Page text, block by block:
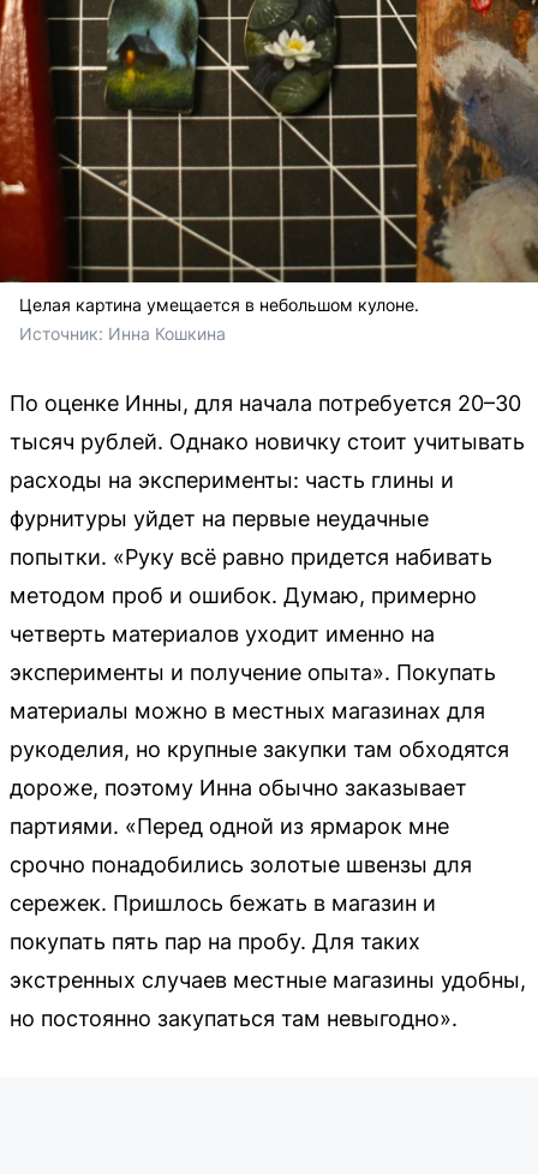
Целая картина умещается в небольшом кулоне.
Источник: Инна Кошкина
По оценке Инны, для начала потребуется 20–30
тысяч рублей. Однако новичку стоит учитывать
расходы на эксперименты: часть глины и
фурнитуры уйдет на первые неудачные
попытки. «Руку всё равно придется набивать
методом проб и ошибок. Думаю, примерно
четверть материалов уходит именно на
эксперименты и получение опыта». Покупать
материалы можно в местных магазинах для
рукоделия, но крупные закупки там обходятся
дороже, поэтому Инна обычно заказывает
партиями. «Перед одной из ярмарок мне
срочно понадобились золотые швензы для
сережек. Пришлось бежать в магазин и
покупать пять пар на пробу. Для таких
экстренных случаев местные магазины удобны,
но постоянно закупаться там невыгодно».